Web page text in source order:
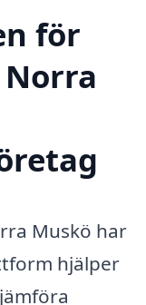
för
Muskö har
hjälper